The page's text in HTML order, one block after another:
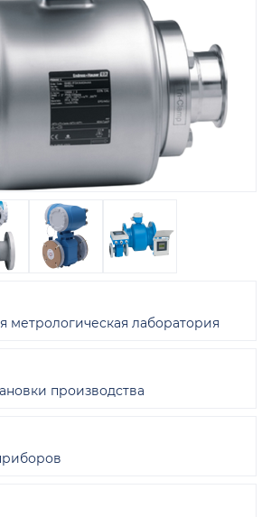
метрологическая лаборатория
производства